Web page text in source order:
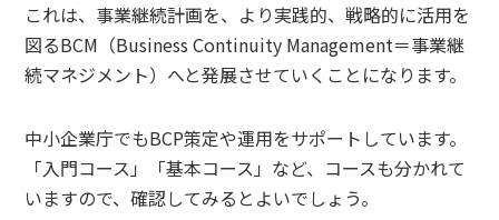
これは、事業継続計画を、より実践的、戦略的に活用を
図るBCM（Business Continuity Management＝事業継
続マネジメント）へと発展させていくことになります。
中小企業庁でもBCP策定や運用をサポートしています。
「入門コース」「基本コース」など、コースも分かれて
いますので、確認してみるとよいでしょう。